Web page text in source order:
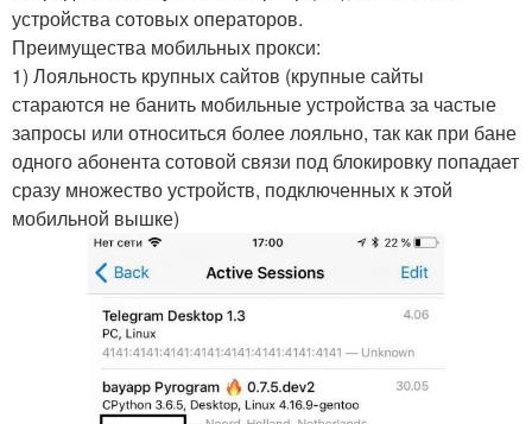
устройства сотовых операторов.
Преимущества мобильных прокси:
1) Лояльность крупных сайтов (крупные сайты
стараются не банить мобильные устройства за частые
запросы или относиться более лояльно, так как при бане
одного абонента сотовой связи под блокировку попадает
сразу множество устройств, подключенных к этой
мобильной вышке)